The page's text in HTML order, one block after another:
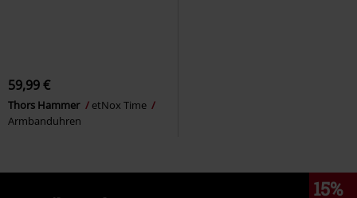
59,99 €
Thors Hammer
etNox Time
Armbanduhren
15%